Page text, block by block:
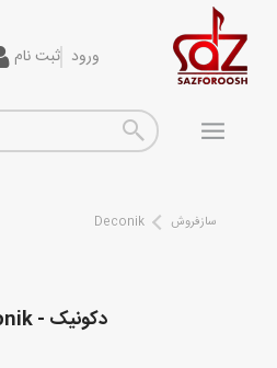
ورود ثبت نام
سازفروش Deconik
دکونیک - Deconik